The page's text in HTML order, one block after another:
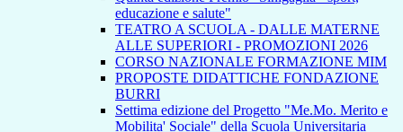
educazione e salute"
TEATRO A SCUOLA - DALLE MATERNE
ALLE SUPERIORI - PROMOZIONI 2026
CORSO NAZIONALE FORMAZIONE MIM
PROPOSTE DIDATTICHE FONDAZIONE
BURRI
Settima edizione del Progetto "Me.Mo. Merito e
Mobilita' Sociale" della Scuola Universitaria